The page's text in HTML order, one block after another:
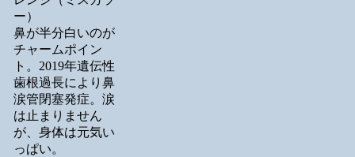
ー）
鼻が半分白いのが
チャームポイン
ト。2019年遺伝性
歯根過長により鼻
涙管閉塞発症。涙
は止まりません
が、身体は元気い
っぱい。